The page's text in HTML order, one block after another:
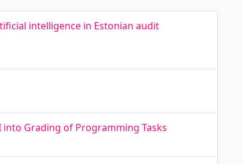
intelligence in Estonian audit
Grading of Programming Tasks